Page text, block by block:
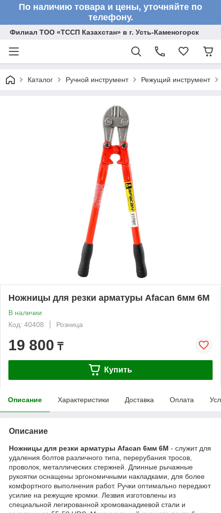
По наличию товара и цены, уточняйте по
телефону.
Филиал ТОО «ТССП Казахстан» в г. Усть-Каменогорск
Каталог Ручной инструмент Режущий инструмент
Ножницы для резки арматуры Afacan 6мм 6M
В наличии
Код: 40408
Розница
19 800 ₸
Купить
Описание Характеристики Доставка Оплата
Описание
Ножницы для резки арматуры Afacan 6мм 6M - служит для
удаления болтов различного типа, перерубания тросов,
проволок, металлических стержней. Длинные рычажные
рукоятки оснащены эргономичными накладками, для более
комфортного выполнения работ. Ручки оптимально передают
усилие на режущие кромки. Лезвия изготовлены из
специальной легированной хромованадиевой стали и